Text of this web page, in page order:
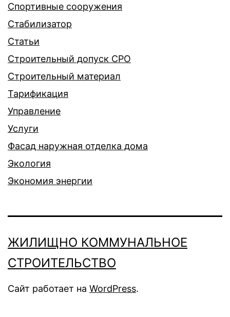
Спортивные сооружения
Стабилизатор
Статьи
Строительный допуск СРО
Строительный материал
Тарификация
Управление
Услуги
Фасад наружная отделка дома
Экология
Экономия энергии
ЖИЛИЩНО КОММУНАЛЬНОЕ
СТРОИТЕЛЬСТВО
Сайт работает на WordPress.